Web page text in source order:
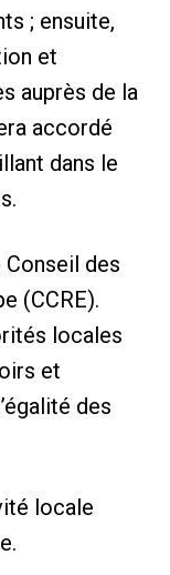
; ensuite,
et
auprès de la
accordé
dans le
des
(CCRE).
locales
et
des
locale